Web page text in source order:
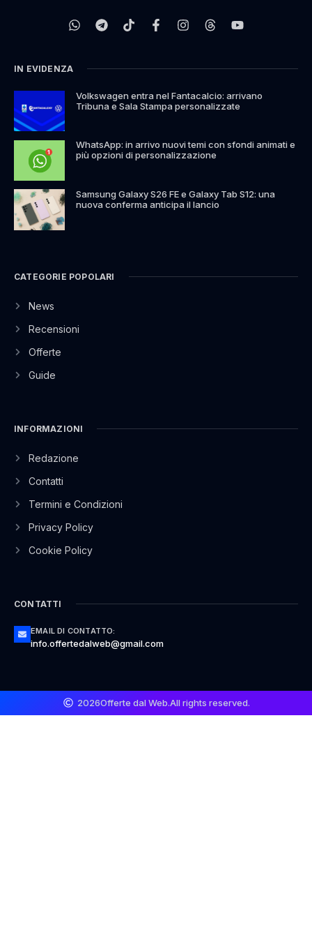
IN EVIDENZA
Volkswagen entra nel Fantacalcio: arrivano
Tribuna e Sala Stampa personalizzate
WhatsApp: in arrivo nuovi temi con sfondi animati e
più opzioni di personalizzazione
Samsung Galaxy S26 FE e Galaxy Tab S12: una
nuova conferma anticipa il lancio
CATEGORIE POPOLARI
News
Recensioni
Offerte
Guide
INFORMAZIONI
Redazione
Contatti
Termini e Condizioni
Privacy Policy
Cookie Policy
CONTATTI
EMAIL DI CONTATTO:
info.offertedalweb@gmail.com
2026Offerte dal Web.All rights reserved.